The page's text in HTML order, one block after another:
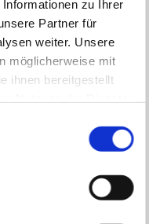
zu Ihrer
Partner für
weiter. Unsere
möglicherweise mit
ihnen bereitgestellt
herunterladen